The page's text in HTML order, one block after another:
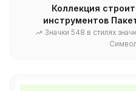
Коллекция
инструментов
Значки 548 в стилях